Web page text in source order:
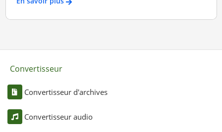
Convertisseur
Convertisseur d'archives
Convertisseur audio